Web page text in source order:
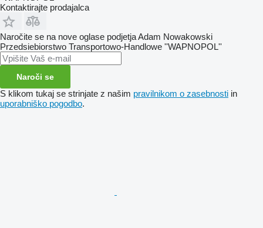
Kontaktirajte prodajalca
Naročite se na nove oglase podjetja Adam Nowakowski
Przedsiebiorstwo Transportowo-Handlowe ''WAPNOPOL''
Naroči se
S klikom tukaj se strinjate z našim pravilnikom o zasebnosti in
uporabniško pogodbo.